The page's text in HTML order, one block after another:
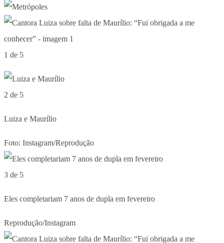
1 de 5
2 de 5
Luiza e Maurílio
Foto: Instagram/Reprodução
3 de 5
Eles completariam 7 anos de dupla em fevereiro
Reprodução/Instagram